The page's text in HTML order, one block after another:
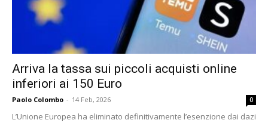
Arriva la tassa sui piccoli acquisti online
inferiori ai 150 Euro
Paolo Colombo - 14 Feb, 2026 0
L’Unione Europea ha eliminato definitivamente l’esenzione dai dazi